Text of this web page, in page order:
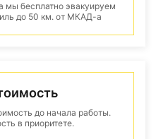
мы бесплатно эвакуируем
до 50 км. от МКАД-а
до начала работы.
в приоритете.